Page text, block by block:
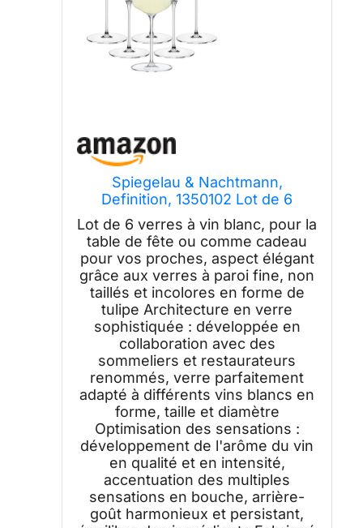
Spiegelau & Nachtmann,
Definition, 1350102 Lot de 6
verres à vin blanc, en cristal, 430
ml
Lot de 6 verres à vin blanc, pour la
table de fête ou comme cadeau
pour vos proches, aspect élégant
grâce aux verres à paroi fine, non
taillés et incolores en forme de
tulipe Architecture en verre
sophistiquée : développée en
collaboration avec des
sommeliers et restaurateurs
renommés, verre parfaitement
adapté à différents vins blancs en
forme, taille et diamètre
Optimisation des sensations :
développement de l'arôme du vin
en qualité et en intensité,
accentuation des multiples
sensations en bouche, arrière-
goût harmonieux et persistant,